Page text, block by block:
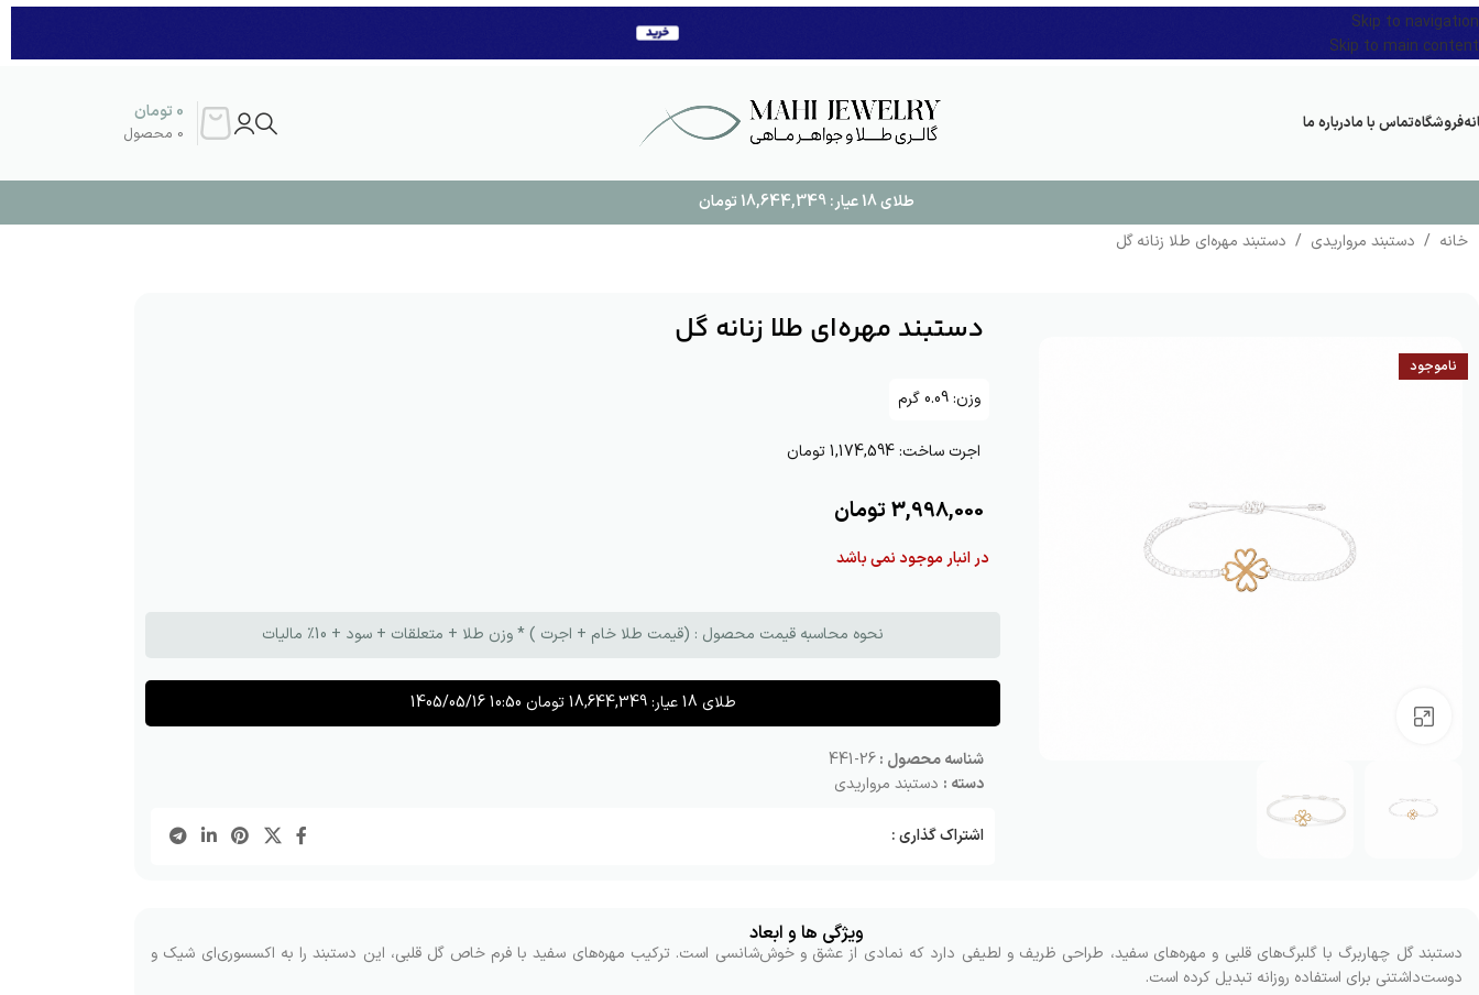
Skip to navigation
Skip to main content
فروشگاهتماس با مادرباره ما 0 محصول
0 تومان
طلای 18 عیار: 18,644,349 تومان
خانه / دستبند مرواریدی / دستبند مهره‌ای طلا زنانه گل
ناموجود
دستبند مهره‌ای طلا زنانه گل
وزن:0.09گرم
اجرت ساخت:1,174,594 تومان
3,998,000تومان
در انبار موجود نمی باشد
نحوه محاسبه قیمت محصول : (قیمت طلا خام + اجرت ) * وزن طلا + متعلقات + سود + 10٪ مالیات
طلای 18 عیار: 18,644,349تومان 1405/05/16 10:50
شناسه محصول :26-441
دسته : دستبند مرواریدی
اشتراک گذاری :
ویژگی ها و ابعاد
دستبند گل چهاربرگ با گلبرگ‌های قلبی و مهره‌های سفید، طراحی ظریف و لطیفی دارد که نمادی از عشق و خوش‌شانسی است. ترکیب مهره‌های سفید با فرم خاص گل قلبی، این دستبند را به اکسسوری‌ای شیک و
دوست‌داشتنی برای استفاده روزانه تبدیل کرده است.